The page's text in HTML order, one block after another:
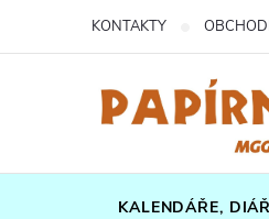
KONTAKTY
KALENDÁŘE,